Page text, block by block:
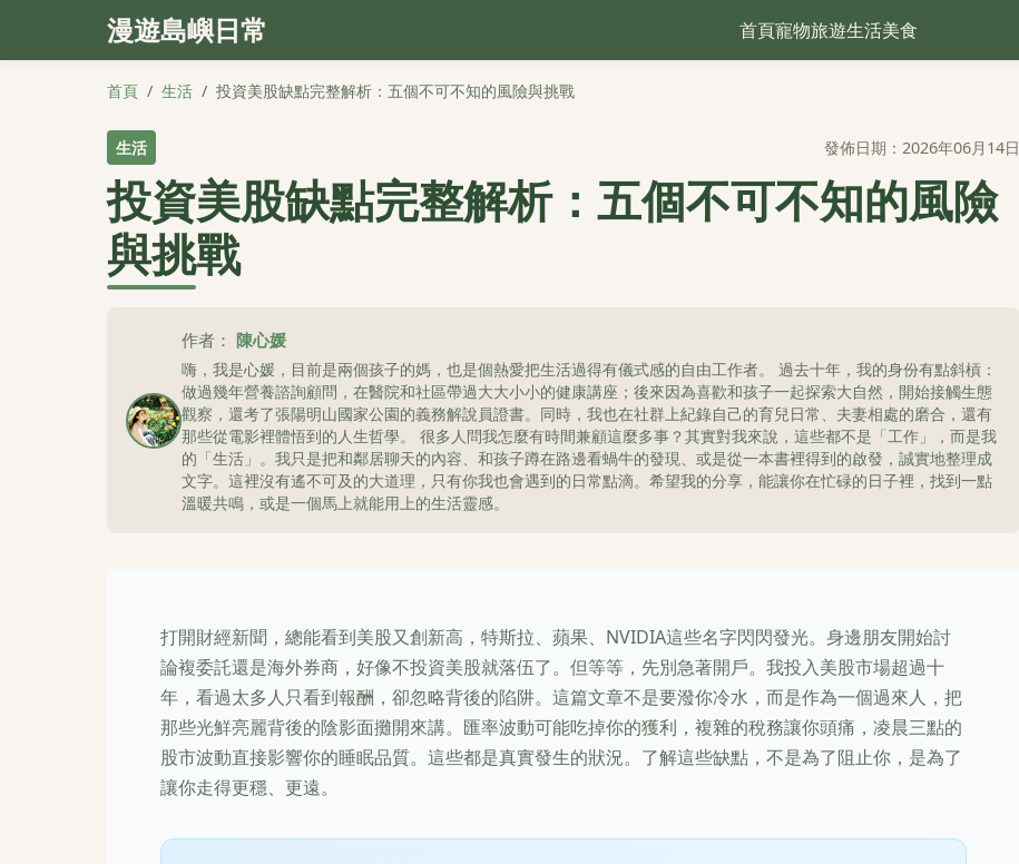
漫遊島嶼日常 首頁寵物旅遊生活美食
首頁 / 生活 / 投資美股缺點完整解析：五個不可不知的風險與挑戰
生活 發佈日期：2026年06月14日
投資美股缺點完整解析：五個不可不知的風險
與挑戰
作者： 陳心媛
嗨，我是心媛，目前是兩個孩子的媽，也是個熱愛把生活過得有儀式感的自由工作者。 過去十年，我的身份有點斜槓：
做過幾年營養諮詢顧問，在醫院和社區帶過大大小小的健康講座；後來因為喜歡和孩子一起探索大自然，開始接觸生態
觀察，還考了張陽明山國家公園的義務解說員證書。同時，我也在社群上紀錄自己的育兒日常、夫妻相處的磨合，還有
那些從電影裡體悟到的人生哲學。 很多人問我怎麼有時間兼顧這麼多事？其實對我來說，這些都不是「工作」，而是我
的「生活」。我只是把和鄰居聊天的內容、和孩子蹲在路邊看蝸牛的發現、或是從一本書裡得到的啟發，誠實地整理成
文字。這裡沒有遙不可及的大道理，只有你我也會遇到的日常點滴。希望我的分享，能讓你在忙碌的日子裡，找到一點
溫暖共鳴，或是一個馬上就能用上的生活靈感。
打開財經新聞，總能看到美股又創新高，特斯拉、蘋果、NVIDIA這些名字閃閃發光。身邊朋友開始討
論複委託還是海外券商，好像不投資美股就落伍了。但等等，先別急著開戶。我投入美股市場超過十
年，看過太多人只看到報酬，卻忽略背後的陷阱。這篇文章不是要潑你冷水，而是作為一個過來人，把
那些光鮮亮麗背後的陰影面攤開來講。匯率波動可能吃掉你的獲利，複雜的稅務讓你頭痛，凌晨三點的
股市波動直接影響你的睡眠品質。這些都是真實發生的狀況。了解這些缺點，不是為了阻止你，是為了
讓你走得更穩、更遠。